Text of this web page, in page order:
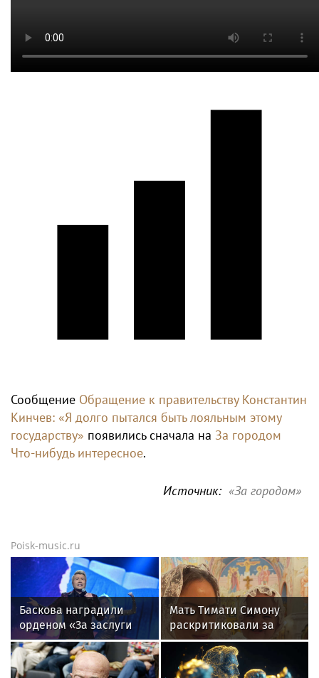
Сообщение Обращение к правительству Константин
Кинчев: «Я долго пытался быть лояльным этому
государству» появились сначала на За городом
Что-нибудь интересное.
Источник: «За городом»
Poisk-music.ru
Баскова наградили
орденом «За заслуги
перед отечеством»
IV степени
Мать Тимати Симону
раскритиковали за
неудачные фото
возлюбленной сына
Валентины